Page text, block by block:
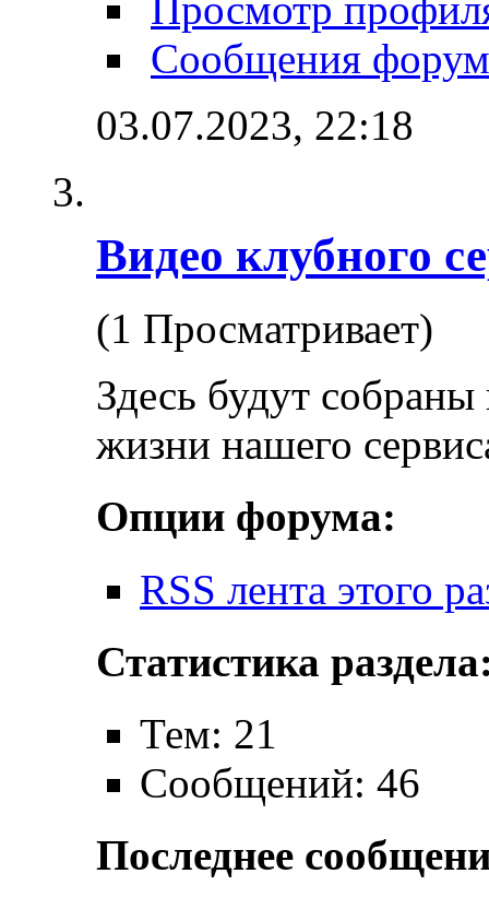
Просмотр
Сообщения
03.07.2023, 22:18
Видео клубного
(1 Просматривает)
Здесь будут
жизни нашего
Опции форума:
RSS лента этого
Статистика
Тем: 21
Сообщений: 46
Последнее